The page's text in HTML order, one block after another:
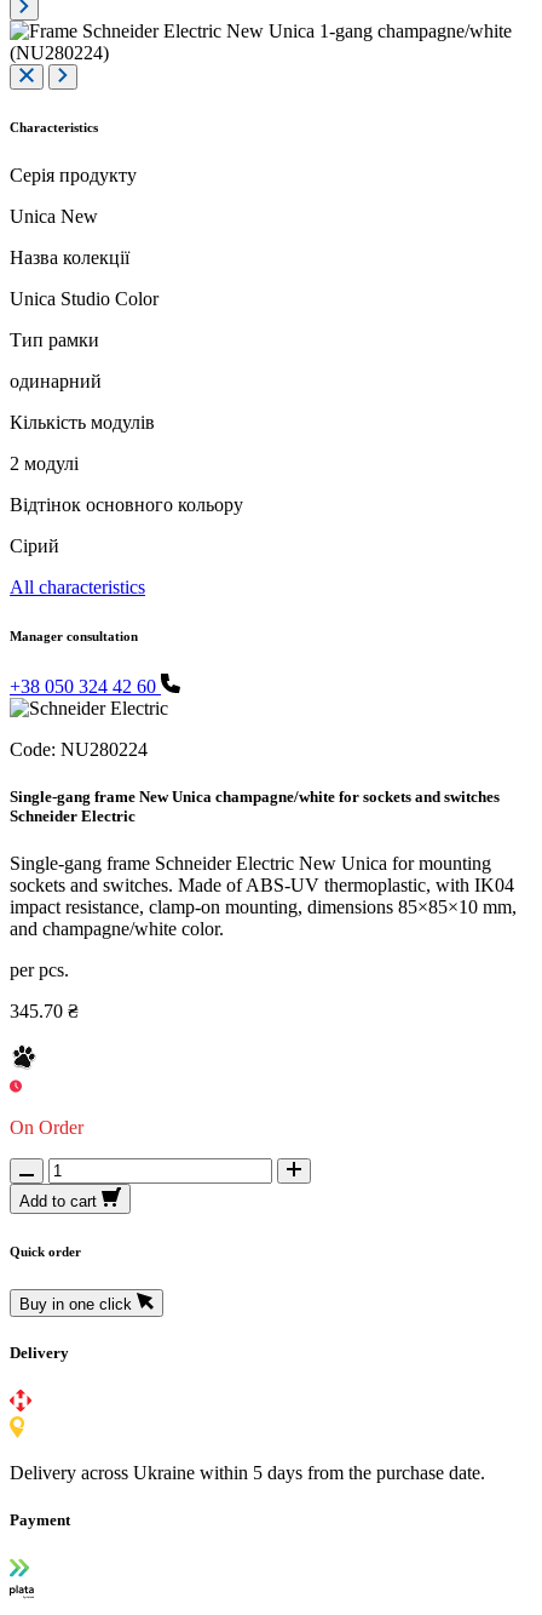
Characteristics
Серія продукту
Unica New
Назва колекції
Unica Studio Color
Тип рамки
одинарний
Кількість модулів
2 модулі
Відтінок основного кольору
Сірий
All characteristics
Manager consultation
+38 050 324 42 60
Code: NU280224
Single-gang frame New Unica champagne/white for sockets and switches
Schneider Electric
Single-gang frame Schneider Electric New Unica for mounting
sockets and switches. Made of ABS-UV thermoplastic, with IK04
impact resistance, clamp-on mounting, dimensions 85×85×10 mm,
and champagne/white color.
per pcs.
345.70 ₴
On Order
Add to cart
Quick order
Buy in one click
Delivery
Delivery across Ukraine within 5 days from the purchase date.
Payment